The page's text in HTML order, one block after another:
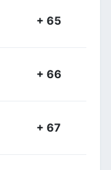
+ 65
+ 66
+ 67